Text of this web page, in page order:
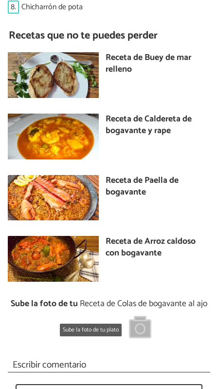
8. Chicharrón de pota
Recetas que no te puedes perder
Receta de Buey de mar
relleno
Receta de Caldereta de
bogavante y rape
Receta de Paella de
bogavante
Receta de Arroz caldoso
con bogavante
Sube la foto de tu Receta de Colas de bogavante al ajo
Sube la foto de tu plato
Escribir comentario